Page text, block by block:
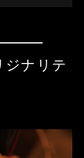
ジナリテ